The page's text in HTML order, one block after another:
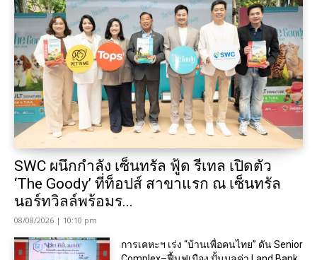
SWC ผนึกกำลัง เซ็นทรัล ฟู้ด รีเทล เปิดตัว
‘The Goody’ ที่ท็อปส์ สาขาแรก ณ เซ็นทรัล
นอร์ทวิลล์พร้อมร...
08/08/2026 | 10:10 pm
การเคหะฯ เร่ง “บ้านเพื่อคนไทย” ดัน Senior